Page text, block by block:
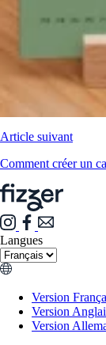
Article suivant
Comment créer un
Langues
Version
Version
Version